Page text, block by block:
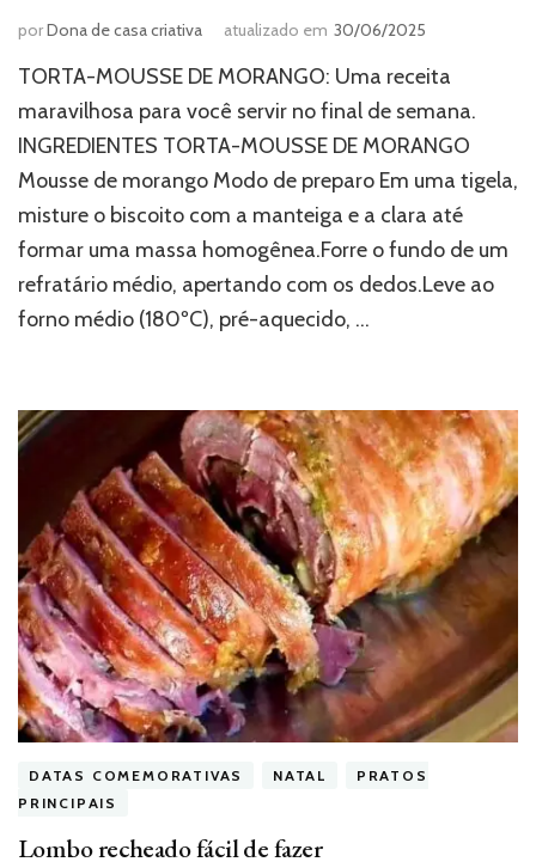
porDona de casa criativa atualizado em 30/06/2025
TORTA-MOUSSE DE MORANGO: Uma receita
maravilhosa para você servir no final de semana.
INGREDIENTES TORTA-MOUSSE DE MORANGO
Mousse de morango Modo de preparo Em uma tigela,
misture o biscoito com a manteiga e a clara até
formar uma massa homogênea.Forre o fundo de um
refratário médio, apertando com os dedos.Leve ao
forno médio (180ºC), pré-aquecido, …
DATAS COMEMORATIVAS NATAL
PRATOS
PRINCIPAIS
Lombo recheado fácil de fazer